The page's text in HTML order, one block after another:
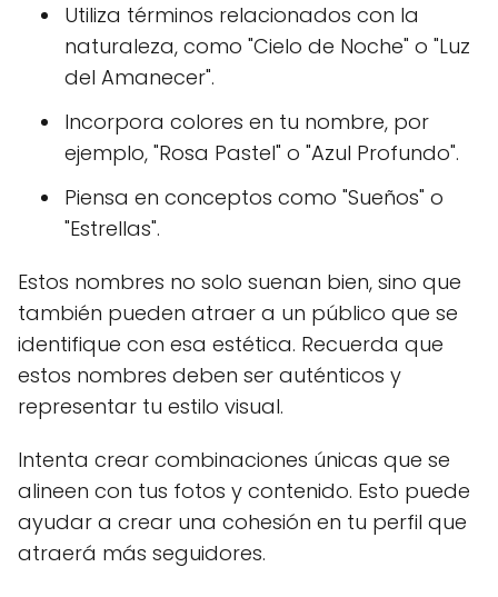
Utiliza términos relacionados con la
naturaleza, como "Cielo de Noche" o "Luz
del Amanecer".
Incorpora colores en tu nombre, por
ejemplo, "Rosa Pastel" o "Azul Profundo".
Piensa en conceptos como "Sueños" o
"Estrellas".
Estos nombres no solo suenan bien, sino que
también pueden atraer a un público que se
identifique con esa estética. Recuerda que
estos nombres deben ser auténticos y
representar tu estilo visual.
Intenta crear combinaciones únicas que se
alineen con tus fotos y contenido. Esto puede
ayudar a crear una cohesión en tu perfil que
atraerá más seguidores.